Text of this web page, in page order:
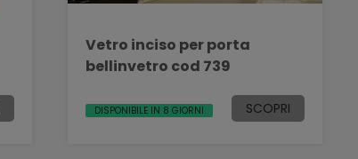
Vetro inciso per porta
bellinvetro cod 739
DISPONIBILE IN 8 GIORNI SCOPRI